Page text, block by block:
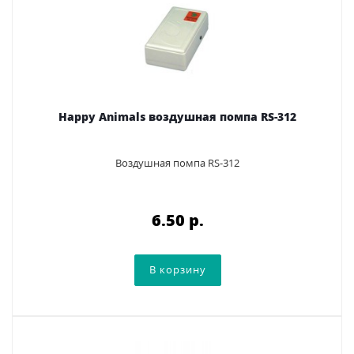
Happy Animals воздушная помпа RS-312
Воздушная помпа RS-312
6.50 p.